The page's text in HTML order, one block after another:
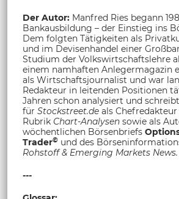
Der Autor: Manfred Ries begann
Bankausbildung – der Einstieg ins
Dem folgten Tätigkeiten als
und im Devisenhandel einer
Studium der Volkswirtschaftslehre
einem namhaften Anlegermagazin
als Wirtschaftsjournalist und war
Redakteur in leitenden Positionen
Jahren schon analysiert und
für Stockstreet.de als
Rubrik Chart-Analysen sowie als
wöchentlichen Börsenbriefs
Trader© und des
Rohstoff & Emerging Markets News.
---